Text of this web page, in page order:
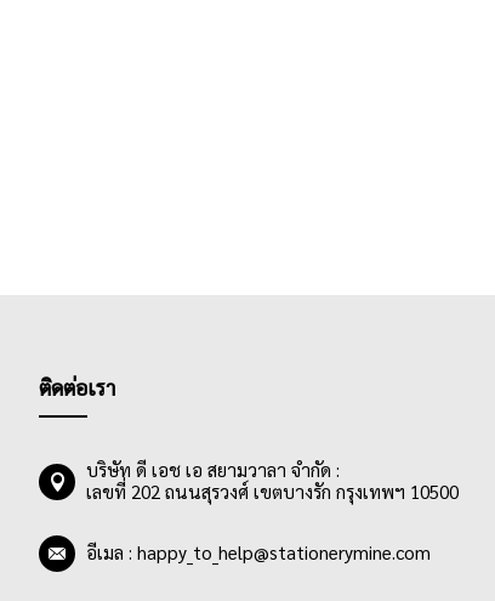
ติดต่อเรา
บริษัท ดี เอช เอ สยามวาลา จำกัด :
เลขที่ 202 ถนนสุรวงศ์ เขตบางรัก กรุงเทพฯ 10500
อีเมล : happy_to_help@stationerymine.com